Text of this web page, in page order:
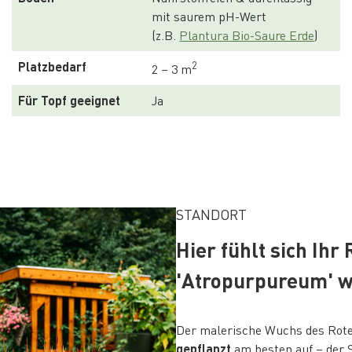
mit saurem pH-Wert
(z.B. Plantura Bio-Saure Erde)
Platzbedarf
2 – 3 m2
Für Topf geeignet Ja
STANDORT
Hier fühlt sich Ihr
'Atropurpureum'
Der malerische Wuchs des
gepflanzt am besten auf – der